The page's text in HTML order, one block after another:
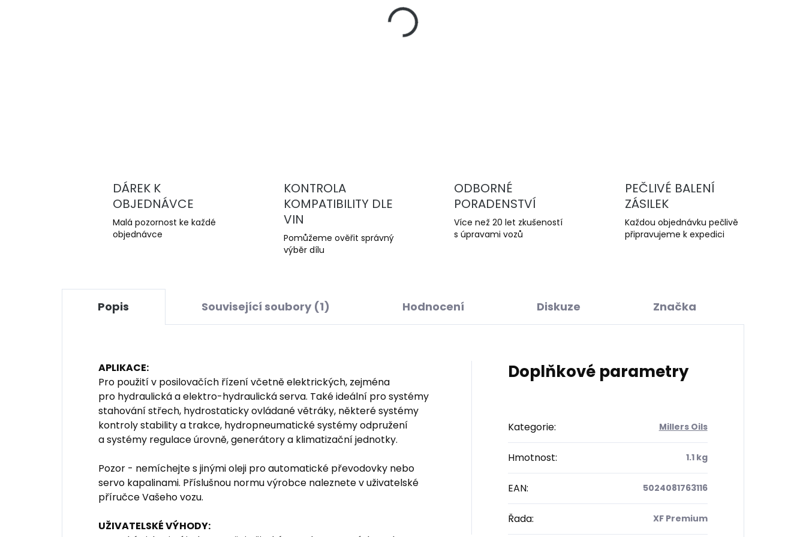
DÁREK K
OBJEDNÁVCE
Malá pozornost ke každé
objednávce
KONTROLA
KOMPATIBILITY DLE
VIN
Pomůžeme ověřit správný
výběr dílu
ODBORNÉ
PORADENSTVÍ
Více než 20 let zkušeností
s úpravami vozů
PEČLIVÉ BALENÍ
ZÁSILEK
Každou objednávku pečlivě
připravujeme k expedici
Popis Související soubory (1) Hodnocení Diskuze Značka
APLIKACE:
Pro použití v posilovačích řízení včetně elektrických, zejména
pro hydraulická a elektro-hydraulická serva. Také ideální pro systémy
stahování střech, hydrostaticky ovládané větráky, některé systémy
kontroly stability a trakce, hydropneumatické systémy odpružení
a systémy regulace úrovně, generátory a klimatizační jednotky.
Pozor - nemíchejte s jinými oleji pro automatické převodovky nebo
servo kapalinami. Příslušnou normu výrobce naleznete v uživatelské
příručce Vašeho vozu.
UŽIVATELSKÉ VÝHODY:
Doplňkové parametry
Kategorie: Millers Oils
Hmotnost: 1.1 kg
EAN: 5024081763116
Řada: XF Premium